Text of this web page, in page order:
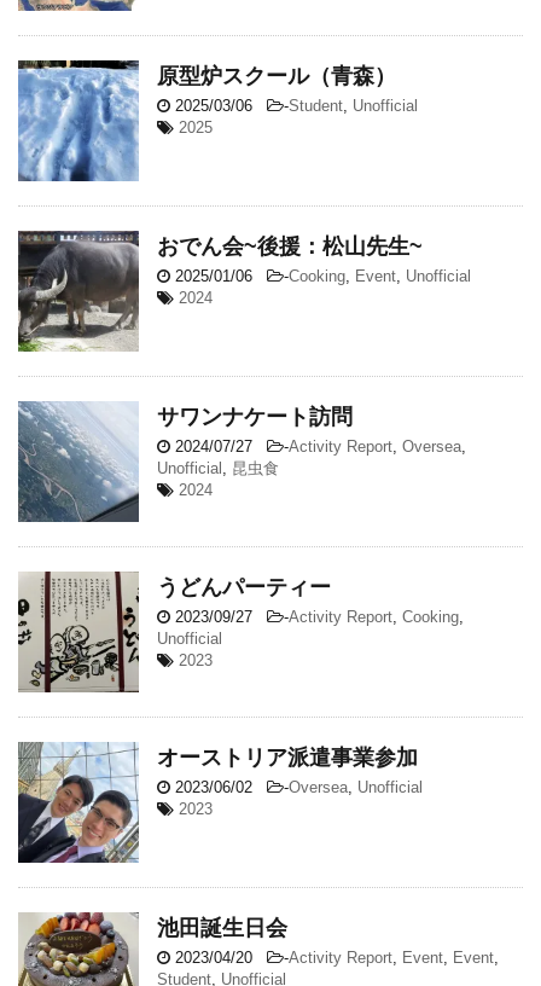
原型炉スクール（青森）
2025/03/06 -Student, Unofficial
2025
おでん会~後援：松山先生~
2025/01/06 -Cooking, Event, Unofficial
2024
サワンナケート訪問
2024/07/27 -Activity Report, Oversea,
Unofficial , 昆虫食
2024
うどんパーティー
2023/09/27 -Activity Report, Cooking,
Unofficial
2023
オーストリア派遣事業参加
2023/06/02 -Oversea, Unofficial
2023
池田誕生日会
2023/04/20 -Activity Report, Event, Event,
Student, Unofficial